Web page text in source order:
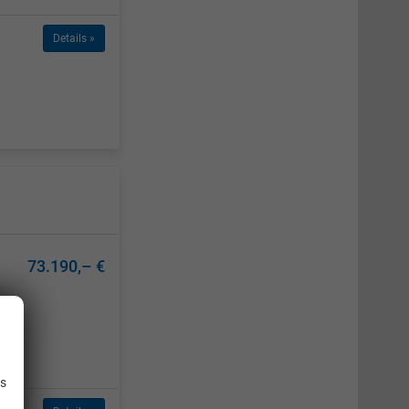
Details »
73.190,– €